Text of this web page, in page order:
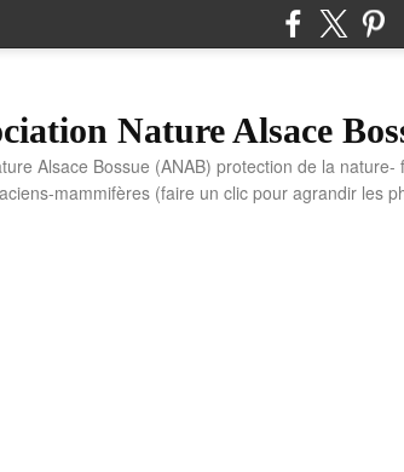
Nature Alsace
Alsace Bossue (ANAB) protection de la nature-
mammifères (faire un clic pour agrandir les